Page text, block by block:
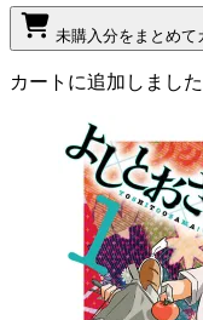
未購入分をまとめて
カートに追加しました